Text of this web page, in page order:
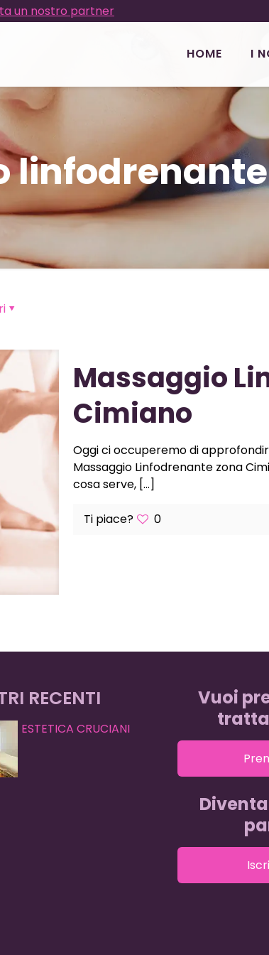
un nostro partner
HOME I
Massaggio
Cimiano
Oggi ci occuperemo di
Massaggio Linfodrenante zona
cosa serve,[…]
Ti piace? 0
RECENTI
ESTETICA CRUCIANI
Vuoi